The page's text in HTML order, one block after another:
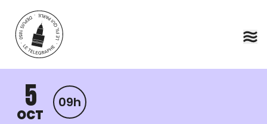
Aller au contenu principal
5
OCT
09h